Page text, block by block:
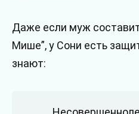
Даже если муж
Мише”, у Сони есть
знают: